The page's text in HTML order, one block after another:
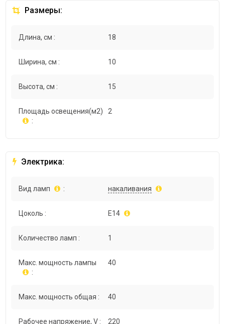
Размеры:
Длина, см : 18
Ширина, см : 10
Высота, см : 15
Площадь освещения(м2)
:
2
Электрика:
Вид ламп : накаливания
Цоколь : E14
Количество ламп : 1
Макс. мощность лампы
:
40
Макс. мощность общая : 40
Рабочее напряжение, V : 220